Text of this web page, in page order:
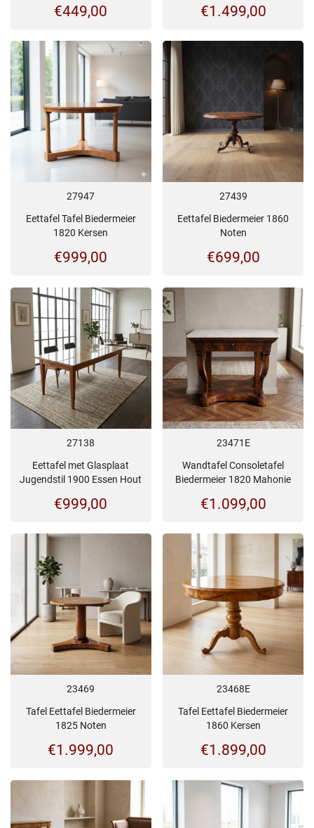
€449,00 €1.499,00
27947
Eettafel Tafel Biedermeier
1820 Kersen
€999,00
27439
Eettafel Biedermeier 1860
Noten
€699,00
27138
Eettafel met Glasplaat
Jugendstil 1900 Essen Hout
€999,00
23471E
Wandtafel Consoletafel
Biedermeier 1820 Mahonie
€1.099,00
23469
Tafel Eettafel Biedermeier
1825 Noten
€1.999,00
23468E
Tafel Eettafel Biedermeier
1860 Kersen
€1.899,00